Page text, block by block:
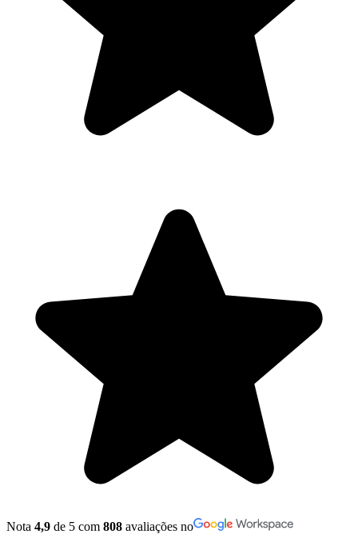
Nota 4,9 de 5 com 808 avaliações no